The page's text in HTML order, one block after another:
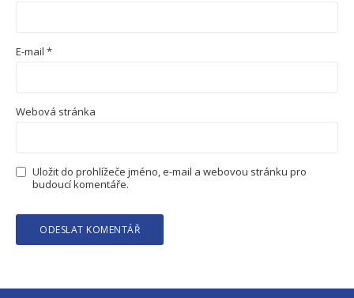
E-mail *
Webová stránka
Uložit do prohlížeče jméno, e-mail a webovou stránku pro
budoucí komentáře.